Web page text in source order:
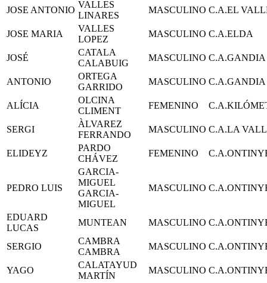
JOSE ANTONIO
VALLES
LINARES
MASCULINO C.A.EL
JOSE MARIA
VALLES
LOPEZ
MASCULINO C.A.ELDA
JOSÉ
CATALA
CALABUIG
MASCULINO C.A.GANDIA
ANTONIO
ORTEGA
GARRIDO
MASCULINO C.A.GANDIA
ALÍCIA
OLCINA
CLIMENT
FEMENINO
SERGI
ÀLVAREZ
FERRANDO
MASCULINO C.A.LA
ELIDEYZ
PARDO
CHÁVEZ
FEMENINO
PEDRO LUIS
GARCIA-
MIGUEL
GARCIA-
MIGUEL
MASCULINO
EDUARD
LUCAS
MUNTEAN MASCULINO
SERGIO
CAMBRA
CAMBRA
MASCULINO
YAGO
CALATAYUD
MARTÍN
MASCULINO